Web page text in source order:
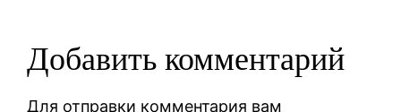
Добавить комментарий
Для отправки комментария вам